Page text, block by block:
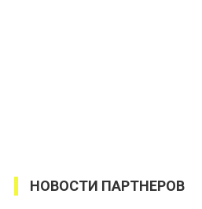
НОВОСТИ ПАРТНЕРОВ